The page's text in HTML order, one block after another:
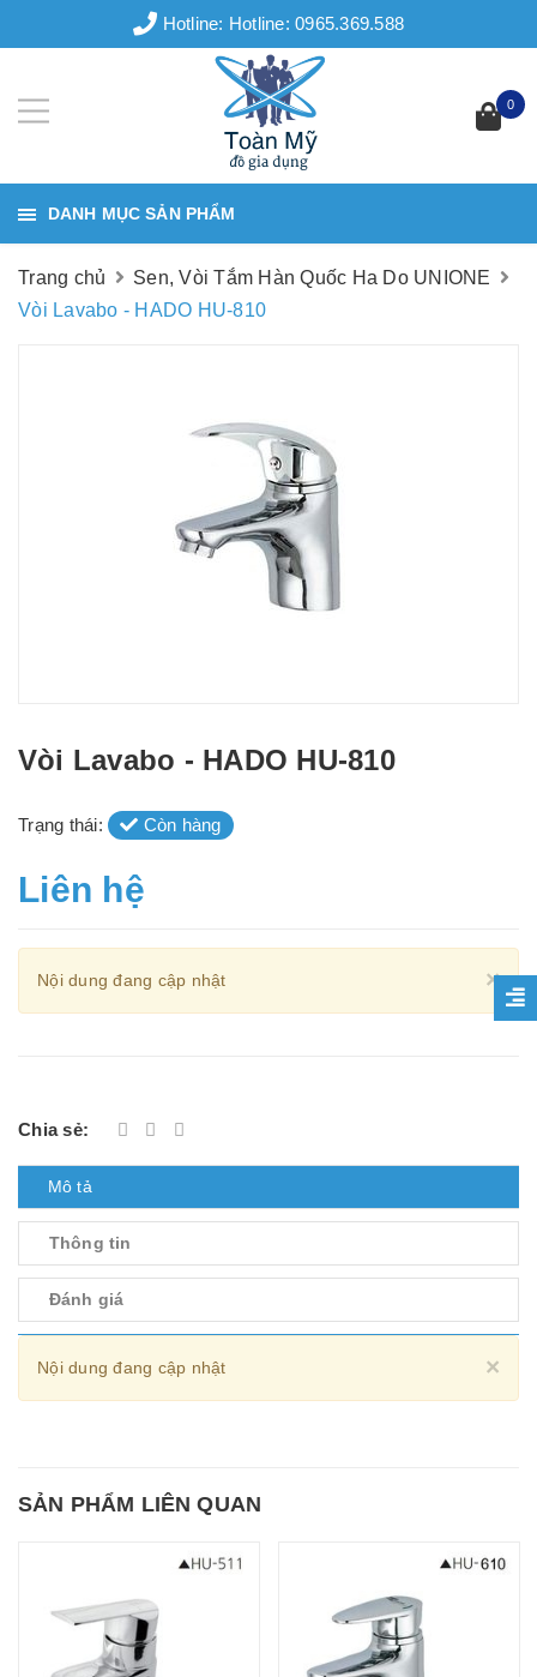
Hotline: Hotline: 0965.369.588
0
DANH MỤC SẢN PHẨM
Trang chủ
Sen, Vòi Tắm Hàn Quốc Ha Do UNIONE
Vòi Lavabo - HADO HU-810
Vòi Lavabo - HADO HU-810
Trạng thái: Còn hàng
Liên hệ
×
Nội dung đang cập nhật
Chia sẻ:
Mô tả
Thông tin
Đánh giá
×
Nội dung đang cập nhật
SẢN PHẨM LIÊN QUAN